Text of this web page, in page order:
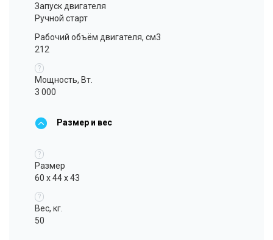
Запуск двигателя
Ручной старт
Рабочий объём двигателя, см3
212
?
Мощность, Вт.
3 000
Размер и вес
?
Размер
60 x 44 x 43
?
Вес, кг.
50